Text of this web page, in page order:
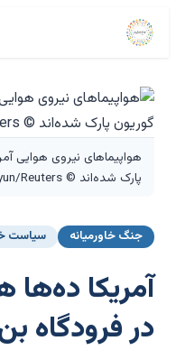
پارک شده‌اند © Dedi Hayun/Reuters
جنگ خاورمیانه سیاست
آمریکا ده‌ها
در فرودگاه